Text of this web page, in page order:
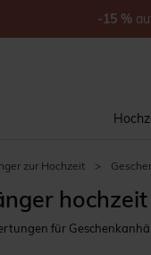
zur Hochzeit >
für
-15 %